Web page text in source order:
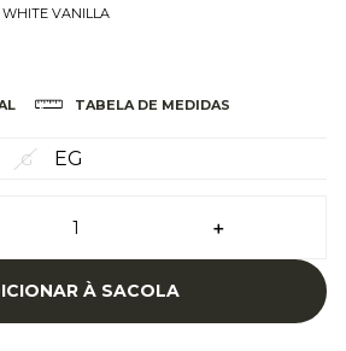
WHITE VANILLA
TABELA DE MEDIDAS
EG
G
＋
À SACOLA